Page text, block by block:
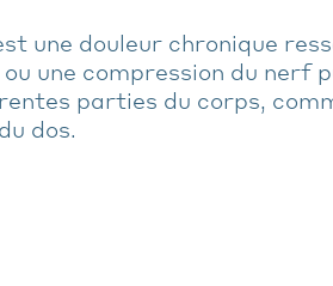
une douleur chronique
une compression du nerf
parties du corps,
dos.